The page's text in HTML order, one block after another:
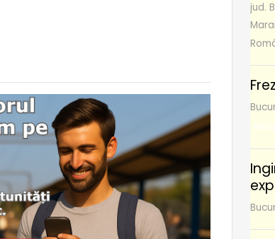
jud.